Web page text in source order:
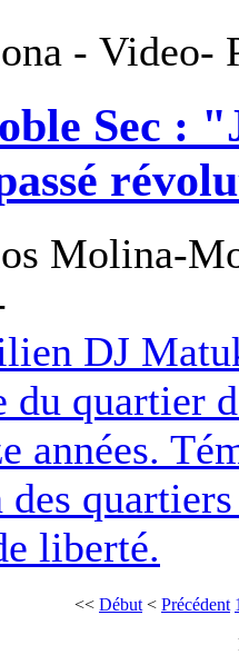
- Video-
Sec :
Molina-
DJ
du quartier
années.
liberté.
<< Début < Précédent